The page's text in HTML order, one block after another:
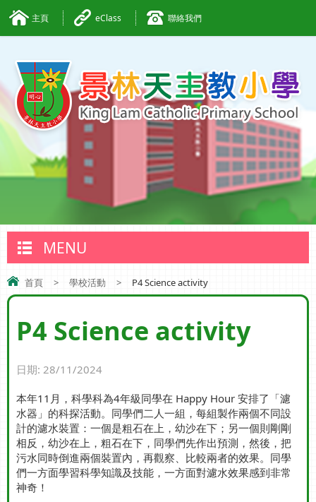
主頁 eClass 聯絡我們
MENU
首頁 > 學校活動 > P4 Science activity
P4 Science activity
日期: 28/11/2024
本年11月，科學科為4年級同學在 Happy Hour 安排了「濾
水器」的科探活動。同學們二人一組，每組製作兩個不同設
計的濾水裝置：一個是粗石在上，幼沙在下；另一個則剛剛
相反，幼沙在上，粗石在下，同學們先作出預測，然後，把
污水同時倒進兩個裝置內，再觀察、比較兩者的效果。同學
們一方面學習科學知識及技能，一方面對濾水效果感到非常
神奇！